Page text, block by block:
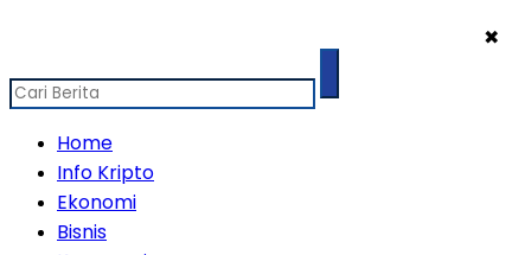
✖
Home
Info Kripto
Ekonomi
Bisnis